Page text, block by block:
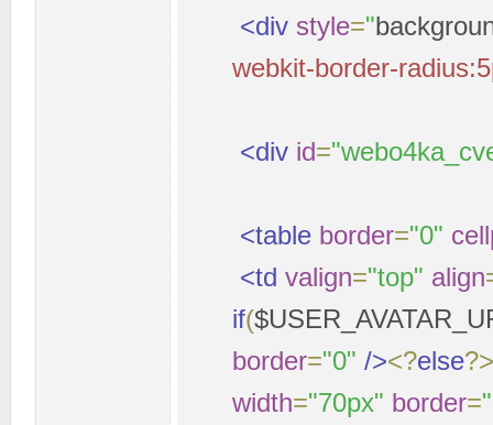
<div style="
webkit-border-
<div id=
<table border="0"
<td valign="top" align
if(
border="0" /><?else?>
width="70px" border=